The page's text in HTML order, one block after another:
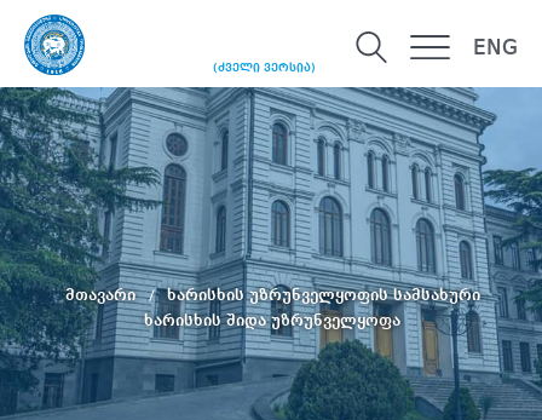
(ძველი ვერსია)
ENG
მთავარი
ხარისხის უზრუნველყოფის სამსახური
ხარისხის შიდა უზრუნველყოფა